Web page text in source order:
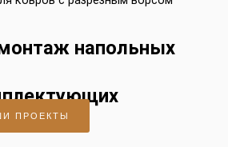
напольных
ПРОЕКТЫ